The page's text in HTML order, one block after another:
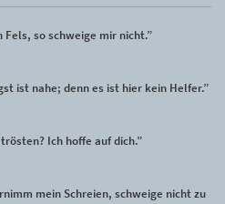
Fels, so schweige mir nicht.”
ist nahe; denn es ist hier kein Helfer.”
Ich hoffe auf dich.”
mein Schreien, schweige nicht zu